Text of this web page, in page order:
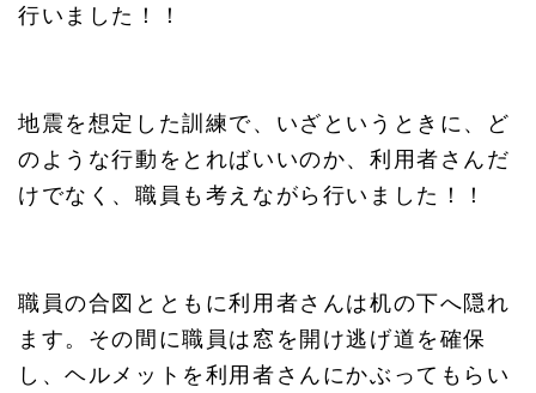
行いました！！
地震を想定した訓練で、いざというときに、ど
のような行動をとればいいのか、利用者さんだ
けでなく、職員も考えながら行いました！！
職員の合図とともに利用者さんは机の下へ隠れ
ます。その間に職員は窓を開け逃げ道を確保
し、ヘルメットを利用者さんにかぶってもらい